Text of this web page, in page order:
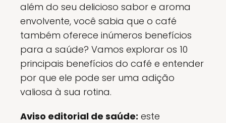
além do seu delicioso sabor e aroma
envolvente, você sabia que o café
também oferece inúmeros benefícios
para a saúde? Vamos explorar os 10
principais benefícios do café e entender
por que ele pode ser uma adição
valiosa à sua rotina.
Aviso editorial de saúde: este